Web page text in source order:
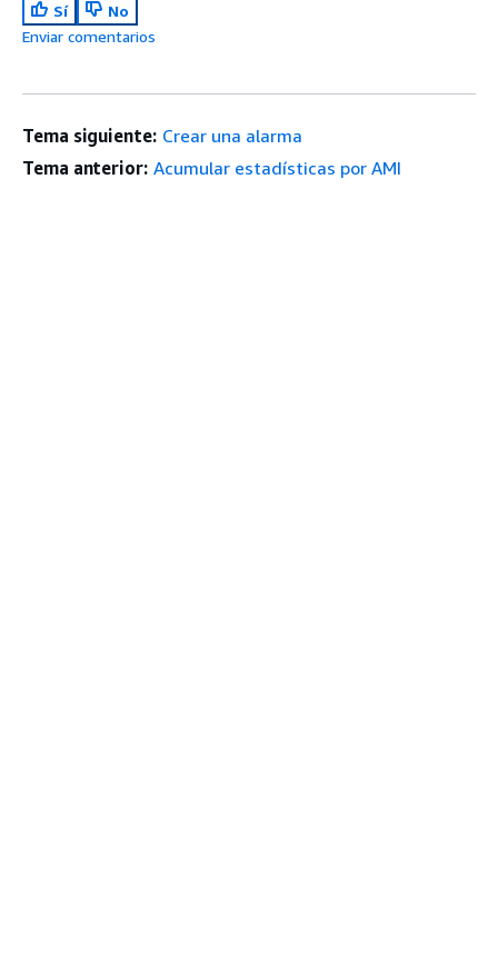
Sí
No
Enviar comentarios
Tema siguiente: Crear una alarma
Tema anterior: Acumular estadísticas por AMI